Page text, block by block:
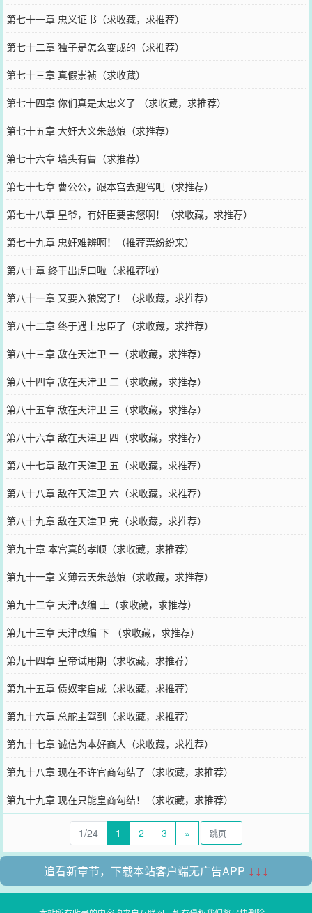
第七十一章 忠义证书（求收藏，求推荐）
第七十二章 独子是怎么变成的（求推荐）
第七十三章 真假崇祯（求收藏）
第七十四章 你们真是太忠义了 （求收藏，求推荐）
第七十五章 大奸大义朱慈烺（求推荐）
第七十六章 墙头有曹（求推荐）
第七十七章 曹公公，跟本宫去迎驾吧（求推荐）
第七十八章 皇爷，有奸臣要害您啊！（求收藏，求推荐）
第七十九章 忠奸难辨啊！（推荐票纷纷来）
第八十章 终于出虎口啦（求推荐啦）
第八十一章 又要入狼窝了！（求收藏，求推荐）
第八十二章 终于遇上忠臣了（求收藏，求推荐）
第八十三章 敌在天津卫 一（求收藏，求推荐）
第八十四章 敌在天津卫 二（求收藏，求推荐）
第八十五章 敌在天津卫 三（求收藏，求推荐）
第八十六章 敌在天津卫 四（求收藏，求推荐）
第八十七章 敌在天津卫 五（求收藏，求推荐）
第八十八章 敌在天津卫 六（求收藏，求推荐）
第八十九章 敌在天津卫 完（求收藏，求推荐）
第九十章 本宫真的孝顺（求收藏，求推荐）
第九十一章 义薄云天朱慈烺（求收藏，求推荐）
第九十二章 天津改编 上（求收藏，求推荐）
第九十三章 天津改编 下 （求收藏，求推荐）
第九十四章 皇帝试用期（求收藏，求推荐）
第九十五章 债奴李自成（求收藏，求推荐）
第九十六章 总舵主驾到（求收藏，求推荐）
第九十七章 诚信为本好商人（求收藏，求推荐）
第九十八章 现在不许官商勾结了（求收藏，求推荐）
第九十九章 现在只能皇商勾结！（求收藏，求推荐）
1/24 1 2 3 »
追看新章节，下载本站客户端无广告APP ↓↓↓